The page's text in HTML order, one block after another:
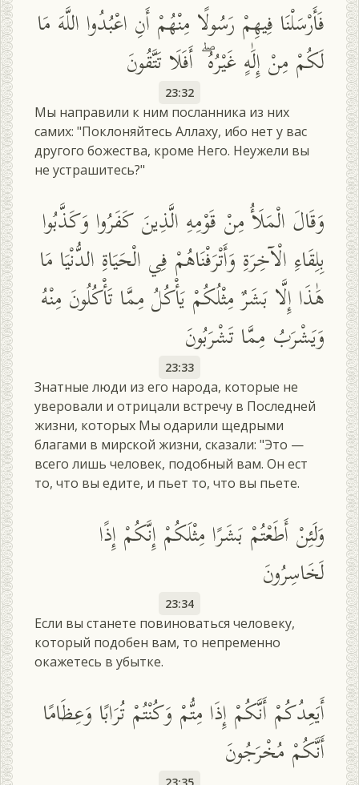
فَأَرْسَلْنَا فِيهِمْ رَسُولًا مِنْهُمْ أَنِ اعْبُدُوا اللَّهَ مَا
لَكُمْ مِنْ إِلَٰهٍ غَيْرُهُ ۖ أَفَلَا تَتَّقُونَ
23:32
Мы направили к ним посланника из них
самих: "Поклоняйтесь Аллаху, ибо нет у вас
другого божества, кроме Него. Неужели вы
не устрашитесь?"
وَقَالَ الْمَلَأُ مِنْ قَوْمِهِ الَّذِينَ كَفَرُوا وَكَذَّبُوا
بِلِقَاءِ الْآخِرَةِ وَأَتْرَفْنَاهُمْ فِي الْحَيَاةِ الدُّنْيَا مَا
هَٰذَا إِلَّا بَشَرٌ مِثْلُكُمْ يَأْكُلُ مِمَّا تَأْكُلُونَ مِنْهُ
وَيَشْرَبُ مِمَّا تَشْرَبُونَ
23:33
Знатные люди из его народа, которые не
уверовали и отрицали встречу в Последней
жизни, которых Мы одарили щедрыми
благами в мирской жизни, сказали: "Это —
всего лишь человек, подобный вам. Он ест
то, что вы едите, и пьет то, что вы пьете.
وَلَئِنْ أَطَعْتُمْ بَشَرًا مِثْلَكُمْ إِنَّكُمْ إِذًا
لَخَاسِرُونَ
23:34
Если вы станете повиноваться человеку,
который подобен вам, то непременно
окажетесь в убытке.
أَيَعِدُكُمْ أَنَّكُمْ إِذَا مِتُّمْ وَكُنْتُمْ تُرَابًا وَعِظَامًا
أَنَّكُمْ مُخْرَجُونَ